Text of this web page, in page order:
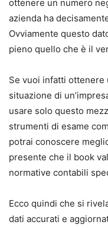
ottenere un numero
azienda ha
Ovviamente questo
pieno quello che è il
Se vuoi infatti ottenere
situazione di
usare solo questo
strumenti di esame
potrai conoscere
presente che il book
normative contabili
Ecco quindi che si
dati accurati e